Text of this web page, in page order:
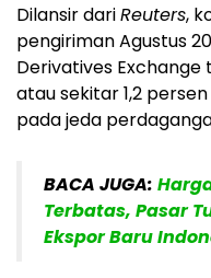
Dilansir dariReuters,
pengiriman Agustus
Derivatives
atau sekitar 1,2
pada jeda
BACA JUGA:
Terbatas, Pasar
Ekspor Baru